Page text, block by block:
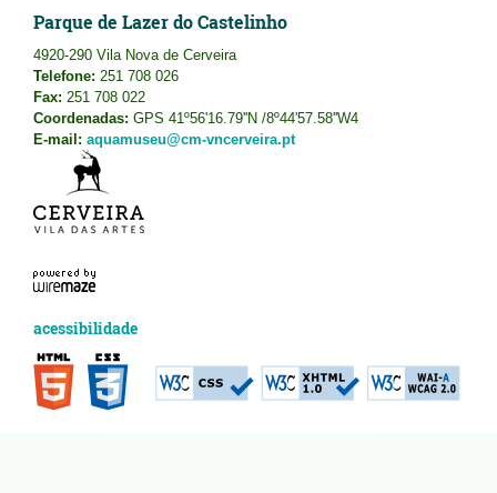
Parque de Lazer do Castelinho
4920-290 Vila Nova de Cerveira
Telefone: 251 708 026
Fax: 251 708 022
Coordenadas: GPS 41º56'16.79''N /8º44'57.58''W4
E-mail: aquamuseu@cm-vncerveira.pt
acessibilidade